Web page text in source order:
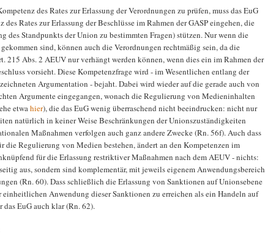
des Rates zur Erlassung der Verordnungen zu prüfen, muss das EuG
Rates zur Erlassung der Beschlüsse im Rahmen der GASP eingehen, die
des Standpunkts der Union zu bestimmten Fragen) stützen. Nur wenn die
sind, können auch die Verordnungen rechtmäßig sein, da die
215 Abs. 2 AEUV nur verhängt werden können, wenn dies ein im Rahmen der
vorsieht. Diese Kompetenzfrage wird - im Wesentlichen entlang der
Argumentation - bejaht. Dabei wird wieder auf die gerade auch von
Argumente eingegangen, wonach die Regulierung von Medieninhalten
etwahier), die das EuG wenig überraschend nicht beeindrucken: nicht nur
natürlich in keiner Weise Beschränkungen der Unionszuständigkeiten
Maßnahmen verfolgen auch ganz andere Zwecke (Rn. 56f). Auch dass
die Regulierung von Medien bestehen, ändert an den Kompetenzen im
für die Erlassung restriktiver Maßnahmen nach dem AEUV - nichts:
aus, sondern sind komplementär, mit jeweils eigenem Anwendungsbereich
(Rn. 60). Dass schließlich die Erlassung von Sanktionen auf Unionsebene
einheitlichen Anwendung dieser Sanktionen zu erreichen als ein Handeln auf
EuG auch klar (Rn. 62).